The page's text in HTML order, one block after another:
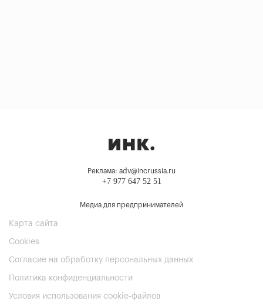
Реклама: adv@incrussia.ru
+7 977 647 52 51
Медиа для предпринимателей
Карта сайта
Cookies
Согласие на обработку персональных данных
Политика конфиденциальности
Условия использования cookie-файлов